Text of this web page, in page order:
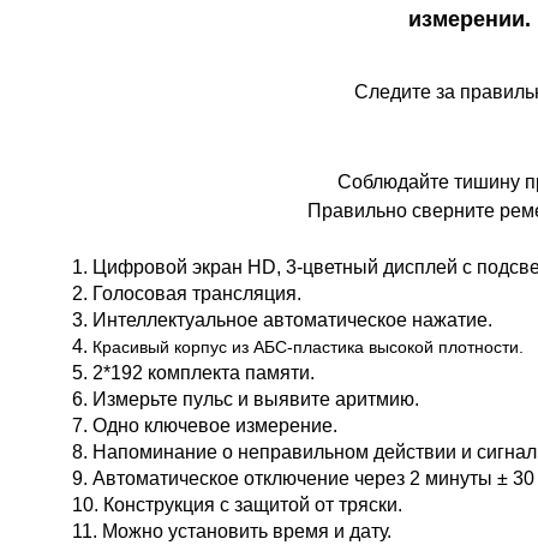
измерении.
Следите за
Соблюдайте тишину
Правильно сверните
1. Цифровой экран HD, 3-цветный дисплей с
2. Голосовая трансляция.
3. Интеллектуальное автоматическое нажатие.
4. Красивый корпус из АБС-пластика высокой плотности.
5. 2*192 комплекта памяти.
6. Измерьте пульс и выявите аритмию.
7. Одно ключевое измерение.
8. Напоминание о неправильном действии и
9. Автоматическое отключение через 2 минуты ± 30
10. Конструкция с защитой от тряски.
11. Можно установить время и дату.